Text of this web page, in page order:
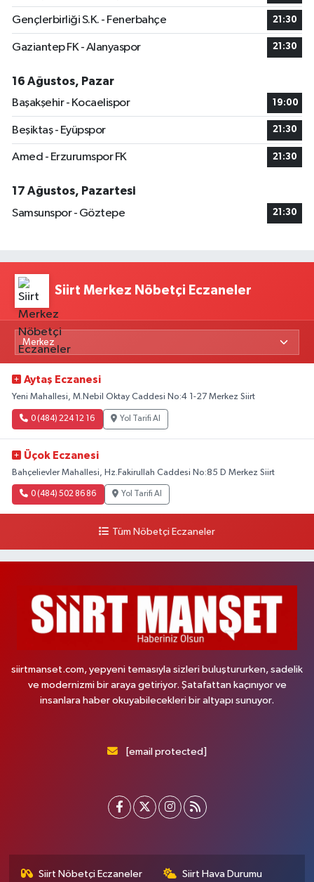
Gençlerbirliği S.K. - Fenerbahçe 21:30
Gaziantep FK - Alanyaspor 21:30
16 Ağustos, Pazar
Başakşehir - Kocaelispor
19:00
Beşiktaş - Eyüpspor 21:30
Amed - Erzurumspor FK 21:30
17 Ağustos, Pazartesi
Samsunspor - Göztepe
21:30
Siirt Merkez Nöbetçi Eczaneler
Aytaş Eczanesi
Yeni Mahallesi, M.Nebil Oktay Caddesi No:4 1-27 Merkez Siirt
0 (484) 224 12 16 Yol Tarifi Al
Üçok Eczanesi
Bahçelievler Mahallesi, Hz.Fakirullah Caddesi No:85 D Merkez Siirt
0 (484) 502 86 86 Yol Tarifi Al
Tüm Nöbetçi Eczaneler
siirtmanset.com, yepyeni temasıyla sizleri buluştururken, sadelik
ve modernizmi bir araya getiriyor. Şatafattan kaçınıyor ve
insanlara haber okuyabilecekleri bir altyapı sunuyor.
[email protected]
Siirt Nöbetçi Eczaneler Siirt Hava Durumu